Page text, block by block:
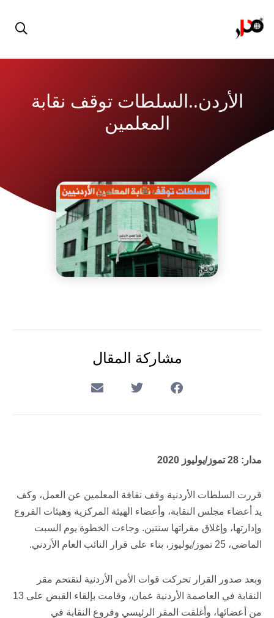
الأردن..السلطات توقف نقابة
المعلمين
مشاركة المقال
مدار: 28 تموز/يوليوز 2020
قررت السلطات الأردنية وقف نقافة المعلمين عن العمل، وكف
يد أعضاء مجلس النقابة، وأعضاء الهيئة المركزية وهيئات الفروع
وإدارتها، وإغلاق مقراتها سنتين. وجاءت الخطوة يوم السبت
الماضي، 25 تموز/يوليوز، بناء على قرار النائب العام الأردني.
وبعد صدور القرار تحركت قوات الأمن الأردنية لتقتحم مقر
النقابة في العاصمة الأردنية عمان، وقامت بإلقاء القبض على 13
من أعضائها، وأغلقت المقر الرئيسي وفروع النقابة في